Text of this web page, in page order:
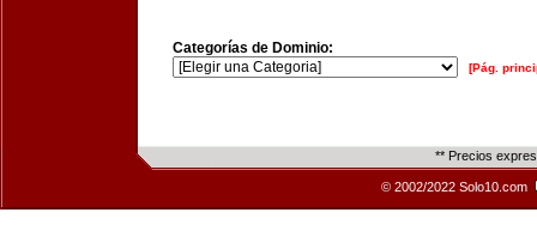
Categorías de Dominio:
[Pág.
** Precios
© 2002/2022 Solo10.com